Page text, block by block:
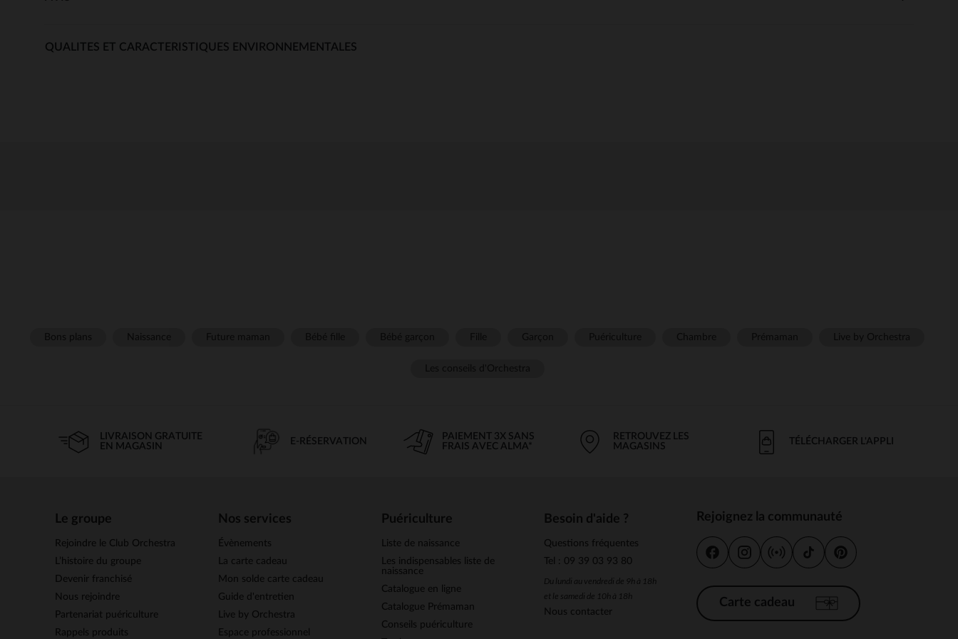
QUALITES ET CARACTERISTIQUES ENVIRONNEMENTALES
LIVRAISON GRATUITE
EN MAGASIN
E-RÉSERVATION
PAIEMENT 3X SANS
FRAIS AVEC ALMA*
RETROUVEZ LES
MAGASINS
TÉLÉCHARGER L'APPLI
Le groupe
Rejoindre le Club Orchestra
L’histoire du groupe
Devenir franchisé
Nous rejoindre
Partenariat puériculture
Rappels produits
Nos services
Évènements
La carte cadeau
Mon solde carte cadeau
Guide d'entretien
Live by Orchestra
Espace professionnel
Puériculture
Liste de naissance
Les indispensables liste de
naissance
Catalogue en ligne
Catalogue Prémaman
Conseils puériculture
Besoin d'aide ?
Questions fréquentes
Tel : 09 39 03 93 80
Du lundi au vendredi de 9h à 18h
et le samedi de 10h à 18h
Nous contacter
Rejoignez la communauté
Carte cadeau